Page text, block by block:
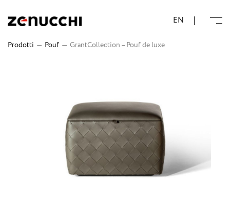
EN
Prodotti — Pouf — GrantCollection – Pouf de luxe